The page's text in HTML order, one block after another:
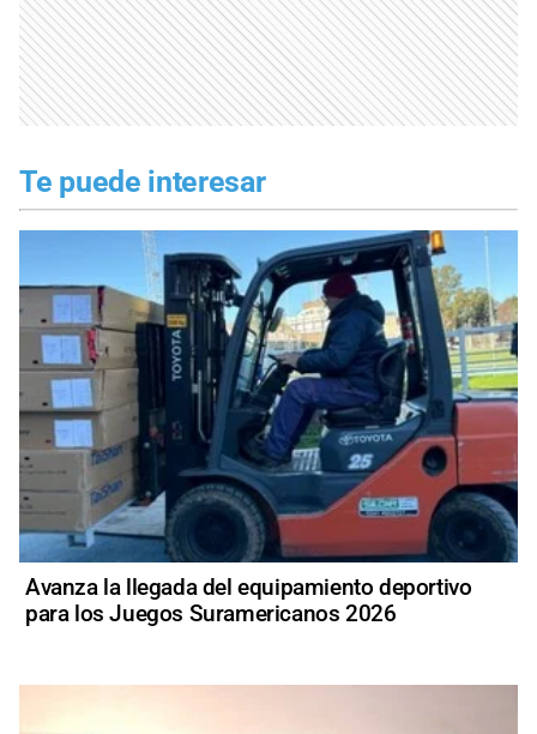
Te puede interesar
Avanza la llegada del equipamiento deportivo
para los Juegos Suramericanos 2026